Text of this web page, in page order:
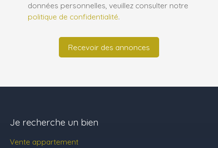
données personnelles, veuillez consulter notre
politique de confidentialité.
Recevoir des annonces
Je recherche un bien
Vente appartement